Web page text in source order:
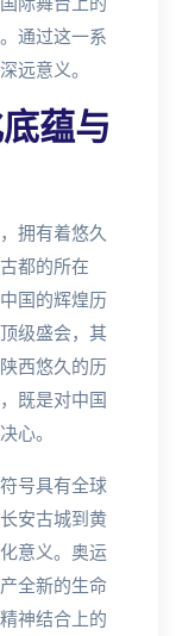
通过这一系
远意义。
蕴与
拥有着悠久
都的所在
国的辉煌历
级盛会，其
西悠久的历
既是对中国
心。
号具有全球
安古城到黄
意义。奥运
全新的生命
神结合上的